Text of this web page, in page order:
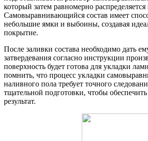
который затем равномерно распределяется
Самовыравнивающийся состав имеет
небольшие ямки и выбоины, создавая
покрытие.
После заливки состава необходимо дать
затвердевания согласно инструкции
поверхность будет готова для укладки
помнить, что процесс укладки
наливного пола требует точного
тщательной подготовки, чтобы
результат.